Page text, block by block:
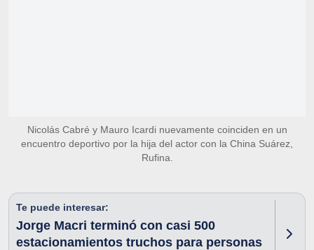
Nicolás Cabré y Mauro Icardi nuevamente coinciden en un
encuentro deportivo por la hija del actor con la China Suárez,
Rufina.
Te puede interesar:
Jorge Macri terminó con casi 500
estacionamientos truchos para personas